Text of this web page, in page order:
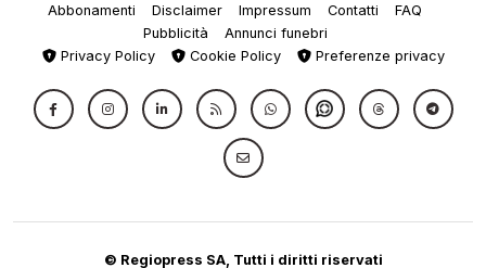
Abbonamenti Disclaimer Impressum Contatti
FAQ
Pubblicità
Annunci funebri
Privacy Policy
Cookie Policy Preferenze privacy
© Regiopress SA, Tutti i diritti riservati